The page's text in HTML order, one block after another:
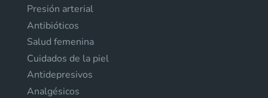
Presión arterial
Antibióticos
Salud femenina
Cuidados de la piel
Antidepresivos
Analgésicos